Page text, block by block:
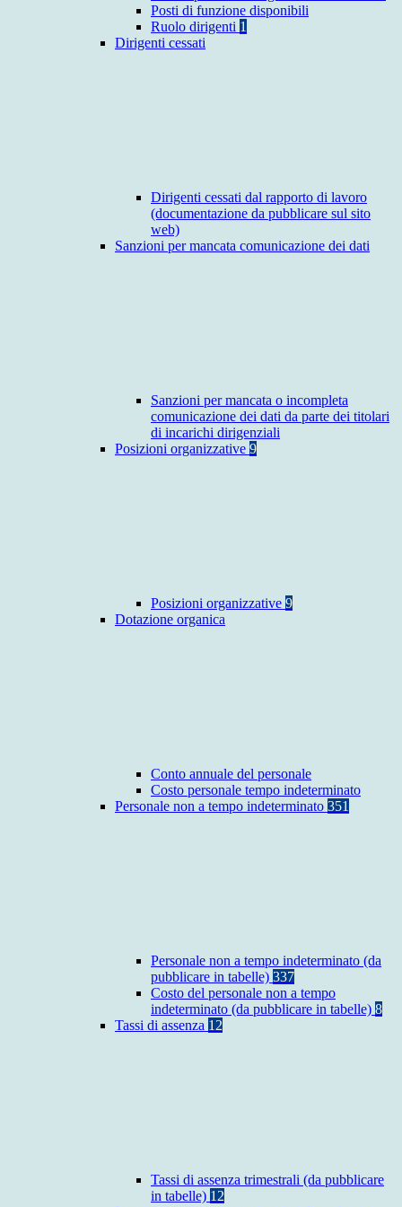
Posti di funzione disponibili
Ruolo dirigenti 1
Dirigenti cessati
Dirigenti cessati dal rapporto di lavoro
(documentazione da pubblicare sul sito
web)
Sanzioni per mancata comunicazione dei dati
Sanzioni per mancata o incompleta
comunicazione dei dati da parte dei titolari
di incarichi dirigenziali
Posizioni organizzative 9
Posizioni organizzative 9
Dotazione organica
Conto annuale del personale
Costo personale tempo indeterminato
Personale non a tempo indeterminato 351
Personale non a tempo indeterminato (da
pubblicare in tabelle) 337
Costo del personale non a tempo
indeterminato (da pubblicare in tabelle) 8
Tassi di assenza 12
Tassi di assenza trimestrali (da pubblicare
in tabelle) 12